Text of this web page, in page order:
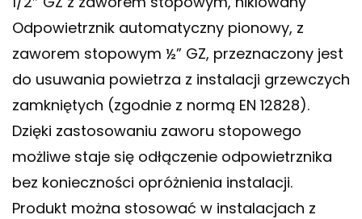
Odpowietrznik automatyczny pionowy, z
zaworem stopowym ½” GZ, przeznaczony jest
do usuwania powietrza z instalacji grzewczych
zamkniętych (zgodnie z normą EN 12828).
Dzięki zastosowaniu zaworu stopowego
możliwe staje się odłączenie odpowietrznika
bez konieczności opróżnienia instalacji.
Produkt można stosować w instalacjach z